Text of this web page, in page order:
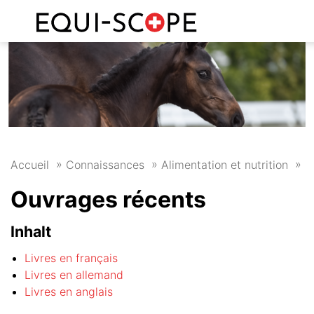
DE
Accueil Connaissances Alimentation et nutrition
Ouvrages récents
Inhalt
Livres en français
Livres en allemand
Livres en anglais